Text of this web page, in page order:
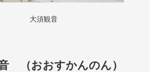
イトをご確認ください。
イト
大須観音
（おおすかんのん）